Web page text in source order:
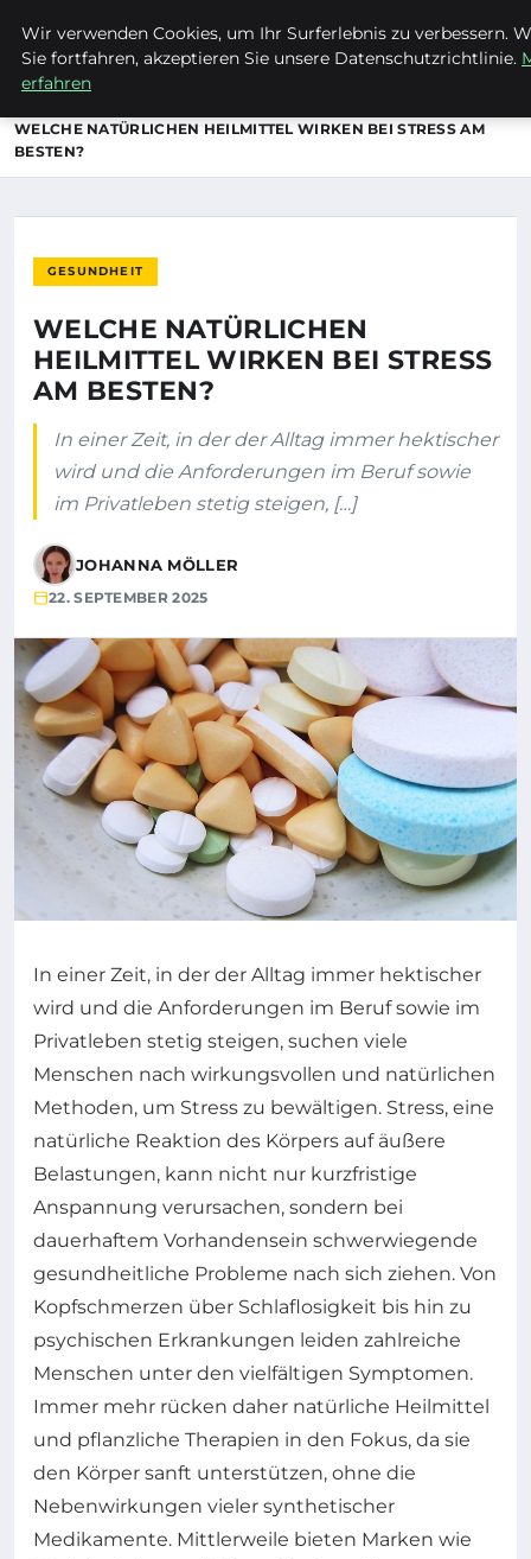
ENTDECKE PFORZHEIM
WELCHE NATÜRLICHEN HEILMITTEL WIRKEN BEI STRESS AM
BESTEN?
GESUNDHEIT
WELCHE NATÜRLICHEN
HEILMITTEL WIRKEN BEI STRESS
AM BESTEN?
In einer Zeit, in der der Alltag immer hektischer
wird und die Anforderungen im Beruf sowie
im Privatleben stetig steigen, […]
JOHANNA MÖLLER
22. SEPTEMBER 2025
In einer Zeit, in der der Alltag immer hektischer
wird und die Anforderungen im Beruf sowie im
Privatleben stetig steigen, suchen viele
Menschen nach wirkungsvollen und natürlichen
Methoden, um Stress zu bewältigen. Stress, eine
natürliche Reaktion des Körpers auf äußere
Belastungen, kann nicht nur kurzfristige
Anspannung verursachen, sondern bei
dauerhaftem Vorhandensein schwerwiegende
gesundheitliche Probleme nach sich ziehen. Von
Kopfschmerzen über Schlaflosigkeit bis hin zu
psychischen Erkrankungen leiden zahlreiche
Menschen unter den vielfältigen Symptomen.
Immer mehr rücken daher natürliche Heilmittel
und pflanzliche Therapien in den Fokus, da sie
den Körper sanft unterstützen, ohne die
Nebenwirkungen vieler synthetischer
Medikamente. Mittlerweile bieten Marken wie
Wir verwenden Cookies, um Ihr Surferlebnis zu verbessern.
Sie fortfahren, akzeptieren Sie unsere Datenschutzrichtlinie.
erfahren